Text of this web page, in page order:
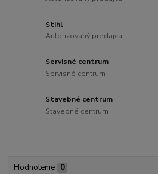
Stihl
Autorizovaný predajca
Servisné centrum
Servisné centrum
Stavebné centrum
Stavebné centrum
Hodnotenie 0